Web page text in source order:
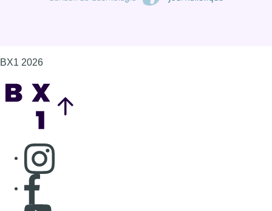
BX1 2026
Consulter page Instagram
Consulter page Facebook